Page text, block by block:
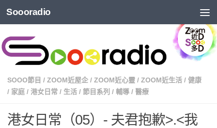
Soooradio
SOOO節目 / ZOOM近屋企 / ZOOM近心靈 / ZOOM近生活 / 健康
/ 家庭 / 港女日常 / 生活 / 節目系列 / 輔導 / 醫療
港女日常（05）- 夫君抱歉>.<我